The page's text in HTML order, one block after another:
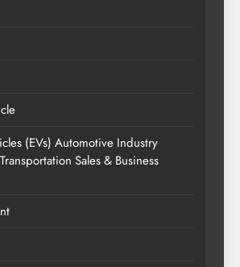
(EVs) Automotive Industry
Sales & Business